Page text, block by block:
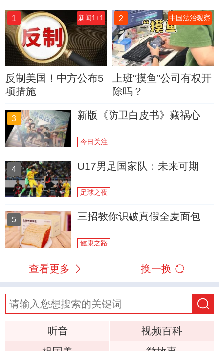
1 新闻1+1
反制美国！中方公布5
项措施
2 中国法治观察
上班“摸鱼”公司有权开
除吗？
3 新版《防卫白皮书》藏祸心
今日关注
4 U17男足国家队：未来可期
足球之夜
5 三招教你识破真假全麦面包
健康之路
查看更多 换一换
听音
视频百科